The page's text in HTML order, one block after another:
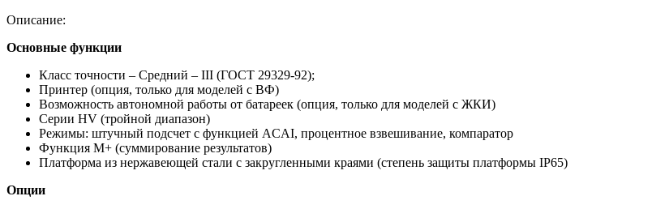
Описание:
Основные функции
Класс точности – Средний – III (ГОСТ 29329-92);
Принтер (опция, только для моделей с ВФ)
Возможность автономной работы от батареек (опция, только для моделей с ЖКИ)
Серии HV (тройной диапазон)
Режимы: штучный подсчет с функцией ACAI, процентное взвешивание, компаратор
Функция М+ (суммирование результатов)
Платформа из нержавеющей стали с закругленными краями (степень защиты платформы IP65)
Опции